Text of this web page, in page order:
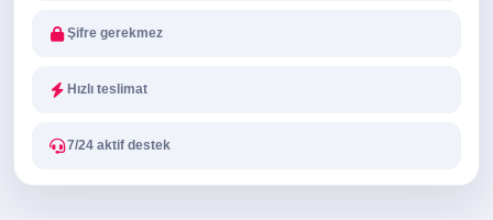
Şifre gerekmez
Hızlı teslimat
7/24 aktif destek